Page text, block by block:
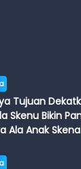
Tujuan
Skenu Bikin
Ala Anak Skena